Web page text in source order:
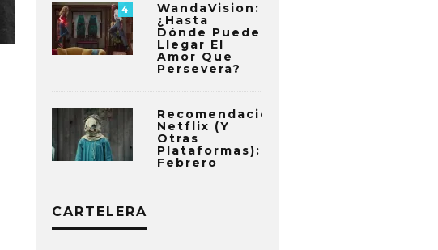
4
WandaVision:
¿Hasta
Dónde Puede
Llegar El
Amor Que
Persevera?
Recomendaciones
Netflix (y
Otras
Plataformas):
Febrero
CARTELERA